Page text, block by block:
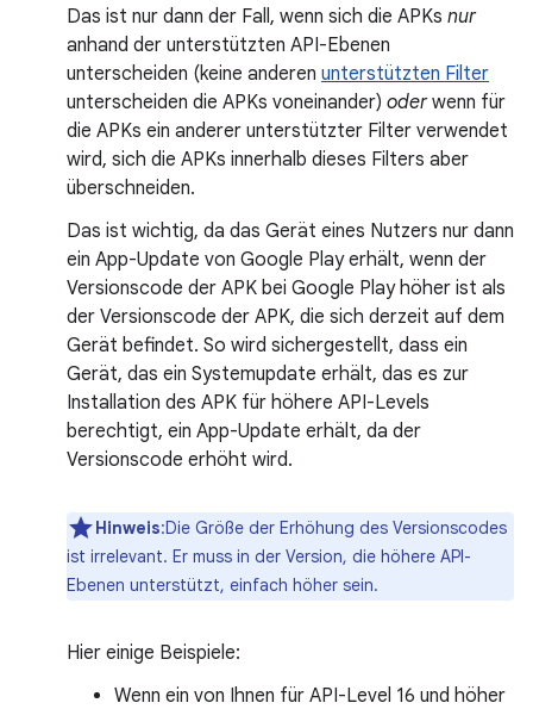
Das ist nur dann der Fall, wenn sich die APKs nur
anhand der unterstützten API-Ebenen
unterscheiden (keine anderen unterstützten Filter
unterscheiden die APKs voneinander) oderwenn für
die APKs ein anderer unterstützter Filter verwendet
wird, sich die APKs innerhalb dieses Filters aber
überschneiden.
Das ist wichtig, da das Gerät eines Nutzers nur dann
ein App-Update von Google Play erhält, wenn der
Versionscode der APK bei Google Play höher ist als
der Versionscode der APK, die sich derzeit auf dem
Gerät befindet. So wird sichergestellt, dass ein
Gerät, das ein Systemupdate erhält, das es zur
Installation des APK für höhere API-Levels
berechtigt, ein App-Update erhält, da der
Versionscode erhöht wird.
Hinweis:Die Größe der Erhöhung des Versionscodes
ist irrelevant. Er muss in der Version, die höhere API-
Ebenen unterstützt, einfach höher sein.
Hier einige Beispiele:
Wenn ein von Ihnen für API-Level 16 und höher